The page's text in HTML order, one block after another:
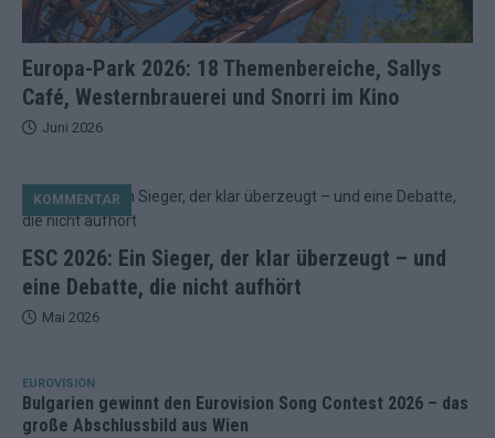
Europa-Park 2026: 18 Themenbereiche, Sallys
Café, Westernbrauerei und Snorri im Kino
Juni 2026
ESC 2026: Ein Sieger, der klar überzeugt – und
eine Debatte, die nicht aufhört
KOMMENTAR
Mai 2026
EUROVISION
Bulgarien gewinnt den Eurovision Song Contest 2026 – das
große Abschlussbild aus Wien